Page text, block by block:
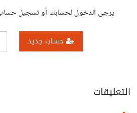
يرجى الدخول لحسابك أو تسجيل
حساب جديد
التعليقات